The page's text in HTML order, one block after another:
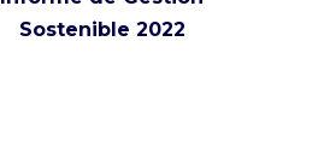
Sostenible 2022